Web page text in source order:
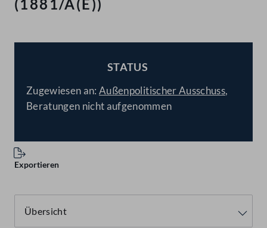
(1881/A(E))
STATUS
Zugewiesen an:Außenpolitischer Ausschuss,
Beratungen nicht aufgenommen
Exportieren